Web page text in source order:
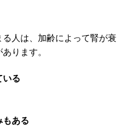
人は、加齢によって腎が衰
ります。
いる
もある